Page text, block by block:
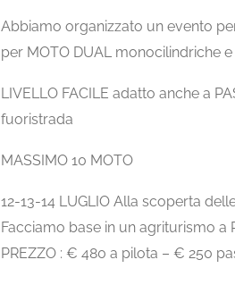
Abbiamo organizzato un evento
per MOTO DUAL monocilindriche
LIVELLO FACILE adatto anche a
fuoristrada
MASSIMO 10 MOTO
12-13-14 LUGLIO Alla scoperta
Facciamo base in un agriturismo a
PREZZO : € 480 a pilota – € 250